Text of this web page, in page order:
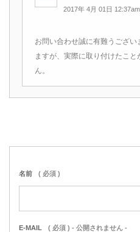
2017年 4月 01日 12:37am
お問い合わせ誠に有難うござ
ますが、実際に取り付けたこ
ん。
名前 ( 必須 )
E-MAIL ( 必須 ) - 公開されません -